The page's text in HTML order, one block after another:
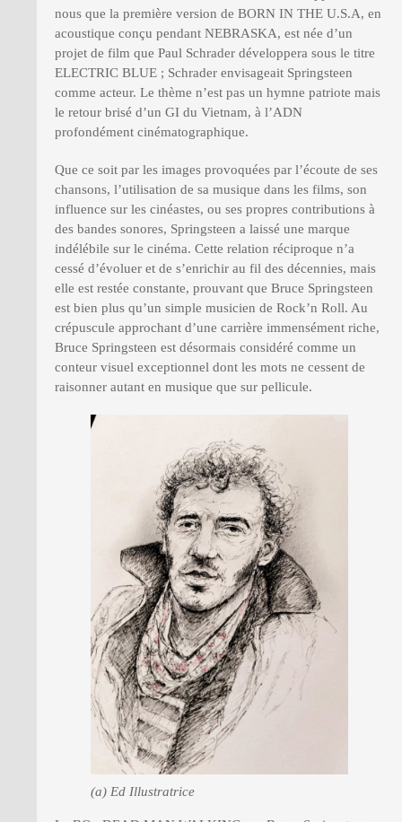
nous que la première version de BORN IN THE U.S.A, en
acoustique conçu pendant NEBRASKA, est née d’un
projet de film que Paul Schrader développera sous le titre
ELECTRIC BLUE ; Schrader envisageait Springsteen
comme acteur. Le thème n’est pas un hymne patriote mais
le retour brisé d’un GI du Vietnam, à l’ADN
profondément cinématographique.
Que ce soit par les images provoquées par l’écoute de ses
chansons, l’utilisation de sa musique dans les films, son
influence sur les cinéastes, ou ses propres contributions à
des bandes sonores, Springsteen a laissé une marque
indélébile sur le cinéma. Cette relation réciproque n’a
cessé d’évoluer et de s’enrichir au fil des décennies, mais
elle est restée constante, prouvant que Bruce Springsteen
est bien plus qu’un simple musicien de Rock’n Roll. Au
crépuscule approchant d’une carrière immensément riche,
Bruce Springsteen est désormais considéré comme un
conteur visuel exceptionnel dont les mots ne cessent de
raisonner autant en musique que sur pellicule.
(a) Ed Illustratrice